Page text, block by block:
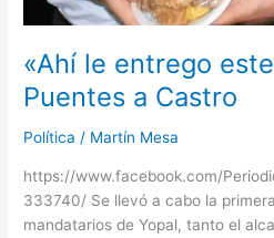
«Ahí le entrego
Puentes a Castro
Política / Martín Mesa
https://www.facebook.com/
333740/ Se llevó a cabo la
mandatarios de Yopal, tanto el